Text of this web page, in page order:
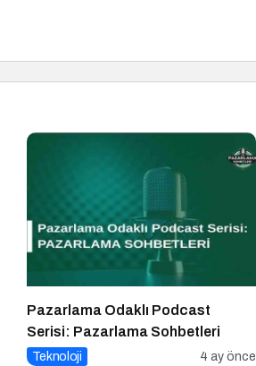
Pazarlama Odaklı Podcast
Serisi: Pazarlama Sohbetleri
Teknoloji 4 ay önce